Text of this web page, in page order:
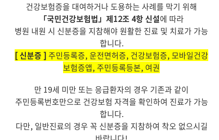
건강보험증을 대여하거나 도용하는 사례를 막기 위해
「국민건강보험법」제12조 4항 신설에 따라
병원 내원 시 신분증을 지참해야 원활한 진료 및 치료가 가능
합니다.
[ 신분증 ]주민등록증, 운전면허증, 건강보험증, 모바일건강
보험증앱, 주민등록등본, 여권
만 19세 미만 또는 응급환자의 경우 기존과 같이
주민등록번호만으로 건강보험 자격을 확인하여 진료가 가능
합니다.
다만, 일반진료의 경우 꼭 신분증을 지참하여 착오 없으시길